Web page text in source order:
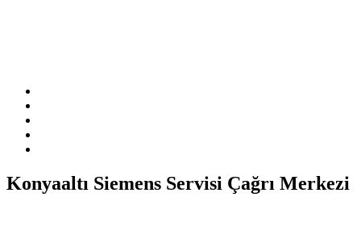
Konyaaltı Siemens Servisi Çağrı Merkezi